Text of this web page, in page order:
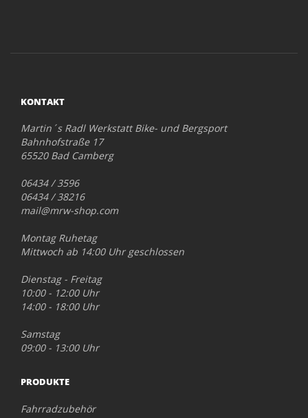
KONTAKT
Martin´s Radl Werkstatt Bike- und Bergsport
Bahnhofstraße 17
65520 Bad Camberg
06434 / 3596
06434 / 38216
mail@mrw-shop.com
Montag Ruhetag
Mittwoch ab 14:00 Uhr geschlossen
Dienstag - Freitag
10:00 - 12:00 Uhr
14:00 - 18:00 Uhr
Samstag
09:00 - 13:00 Uhr
PRODUKTE
Fahrradzubehör